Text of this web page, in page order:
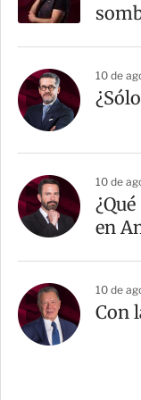
10 de
10 de
en
10 de
Con